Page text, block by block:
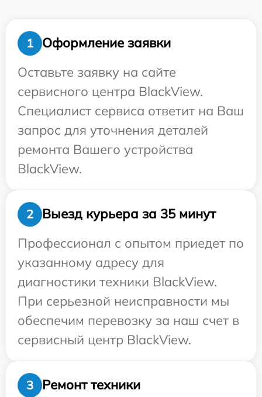
1
Оформление заявки
Оставьте заявку на сайте
сервисного центра BlackView.
Специалист сервиса ответит на Ваш
запрос для уточнения деталей
ремонта Вашего устройства
BlackView.
2
Выезд курьера за 35 минут
Профессионал с опытом приедет по
указанному адресу для
диагностики техники BlackView.
При серьезной неисправности мы
обеспечим перевозку за наш счет в
сервисный центр BlackView.
3 Ремонт техники